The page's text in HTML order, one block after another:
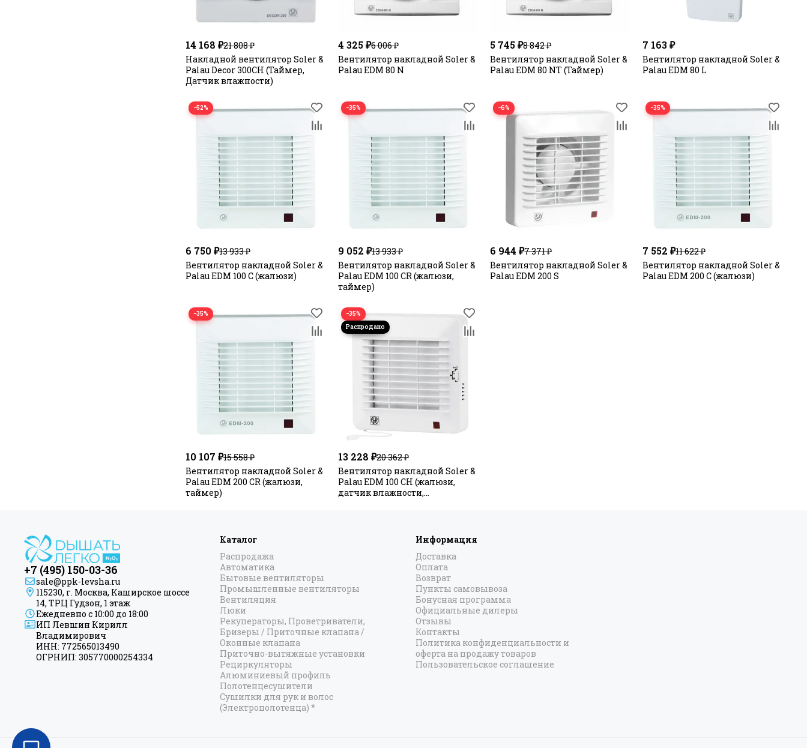
14 168 ₽21 808 ₽
Накладной вентилятор Soler &
Palau Decor 300CH (Таймер,
Датчик влажности)
4 325 ₽6 006 ₽
Вентилятор накладной Soler &
Palau EDM 80 N
5 745 ₽8 842 ₽
Вентилятор накладной Soler &
Palau EDM 80 NT (Таймер)
7 163 ₽
Вентилятор накладной Soler &
Palau EDM 80 L
−52%
6 750 ₽13 933 ₽
Вентилятор накладной Soler &
Palau EDM 100 C (жалюзи)
−35%
9 052 ₽13 933 ₽
Вентилятор накладной Soler &
Palau EDM 100 CR (жалюзи,
таймер)
−6%
6 944 ₽7 371 ₽
Вентилятор накладной Soler &
Palau EDM 200 S
−35%
7 552 ₽11 622 ₽
Вентилятор накладной Soler &
Palau EDM 200 C (жалюзи)
−35%
10 107 ₽15 558 ₽
Вентилятор накладной Soler &
Palau EDM 200 CR (жалюзи,
таймер)
−35%
13 228 ₽20 362 ₽
Вентилятор накладной Soler &
Palau EDM 100 CH (жалюзи,
датчик влажности,
+7 (495) 150-03-36
sale@ppk-levsha.ru
115230, г. Москва, Каширское шоссе
14, ТРЦ Гудзон, 1 этаж
Ежедневно с 10:00 до 18:00
ИП Левшин Кирилл
Владимирович
ИНН: 772565013490
ОГРНИП: 305770000254334
Каталог
Распродажа
Автоматика
Бытовые вентиляторы
Промышленные вентиляторы
Вентиляция
Люки
Рекуператоры, Проветриватели,
Бризеры / Приточные клапана /
Оконные клапана
Приточно-вытяжные установки
Рециркуляторы
Алюминиевый профиль
Полотенцесушители
Сушилки для рук и волос
(Электрополотенца) *
Информация
Доставка
Оплата
Возврат
Пункты самовывоза
Бонусная программа
Официальные дилеры
Отзывы
Контакты
Политика конфиденциальности и
оферта на продажу товаров
Пользовательское соглашение